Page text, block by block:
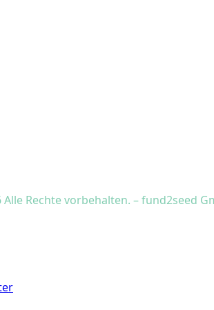
Rechte vorbehalten. – fund2seed